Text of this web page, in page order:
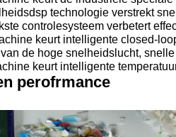
technologie verstrekt
controlesysteem verbetert
keurt intelligente closed-
de hoge snelheidslucht,
keurt intelligente
perofrmance